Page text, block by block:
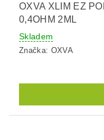
OXVA XLIM EZ
0,4OHM 2ML
Skladem
Značka: OXVA